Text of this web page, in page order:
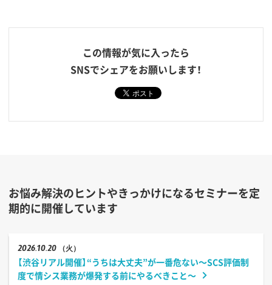
この情報が気に入ったら
SNSでシェアをお願いします！
お悩み解決のヒントやきっかけになるセミナーを定
期的に開催しています
202610.20 （火）
【渋谷リアル開催】“うちは大丈夫”が一番危ない〜SCS評価制
度で情シス業務が爆発する前にやるべきこと〜